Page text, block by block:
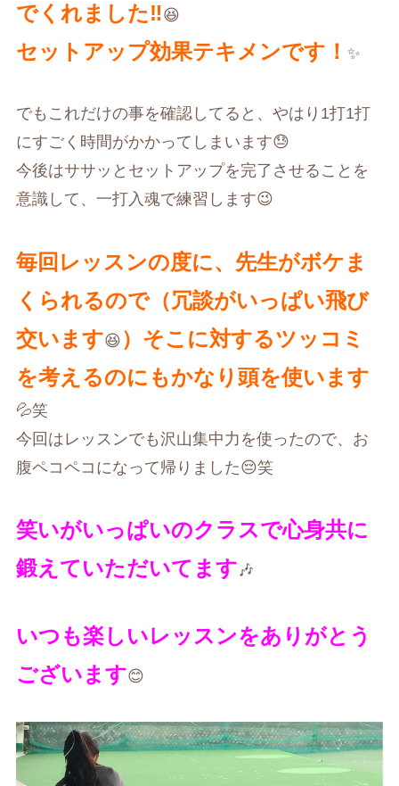
でくれました‼︎😆
セットアップ効果テキメンです！ ✨
でもこれだけの事を確認してると、やはり1打1打
にすごく時間がかかってしまいます😓
今後はササッとセットアップを完了させることを
意識して、一打入魂で練習します😉
毎回レッスンの度に、先生がボケま
くられるので（冗談がいっぱい飛び
交います😆 ）そこに対するツッコミ
を考えるのにもかなり頭を使います
💦笑
今回はレッスンでも沢山集中力を使ったので、お
腹ペコペコになって帰りました😔笑
笑いがいっぱいのクラスで心身共に
鍛えていただいてます🎶
いつも楽しいレッスンをありがとう
ございます😊